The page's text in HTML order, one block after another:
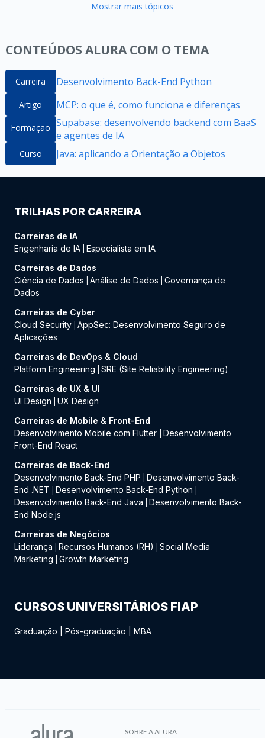
Mostrar mais tópicos
CONTEÚDOS ALURA COM O TEMA
Carreira Desenvolvimento Back-End Python
Artigo MCP: o que é, como funciona e diferenças
Formação Supabase: desenvolvendo backend com BaaS
e agentes de IA
Curso Java: aplicando a Orientação a Objetos
TRILHAS POR CARREIRA
Carreiras de IA
Engenharia de IA Especialista em IA
Carreiras de Dados
Ciência de Dados
Análise de Dados
Governança de
Dados
Carreiras de Cyber
Cloud Security AppSec: Desenvolvimento Seguro de
Aplicações
Carreiras de DevOps & Cloud
Platform Engineering
SRE (Site Reliability Engineering)
Carreiras de UX & UI
UI Design
UX Design
Carreiras de Mobile & Front-End
Desenvolvimento Mobile com Flutter
Desenvolvimento
Front-End React
Carreiras de Back-End
Desenvolvimento Back-End PHP
Desenvolvimento Back-
End .NET
Desenvolvimento Back-End Python
Desenvolvimento Back-End Java
Desenvolvimento Back-
End Node.js
Carreiras de Negócios
Liderança
Recursos Humanos (RH)
Social Media
Marketing
Growth Marketing
CURSOS UNIVERSITÁRIOS FIAP
Graduação Pós-graduação MBA
SOBRE A ALURA